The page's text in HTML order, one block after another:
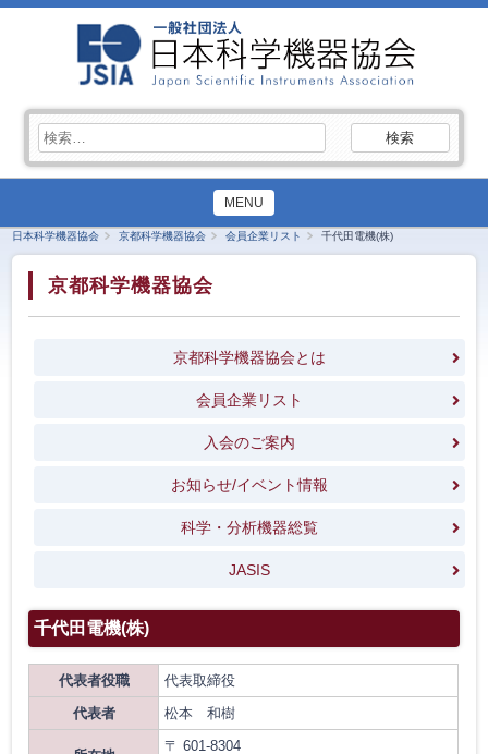
索:
MENU
日本科学機器協会 京都科学機器協会 会員企業リスト 千代田電機(株)
京都科学機器協会
京都科学機器協会とは
会員企業リスト
入会のご案内
お知らせ/イベント情報
科学・分析機器総覧
JASIS
千代田電機(株)
代表者役職
代表取締役
代表者
松本 和樹
〒 601-8304